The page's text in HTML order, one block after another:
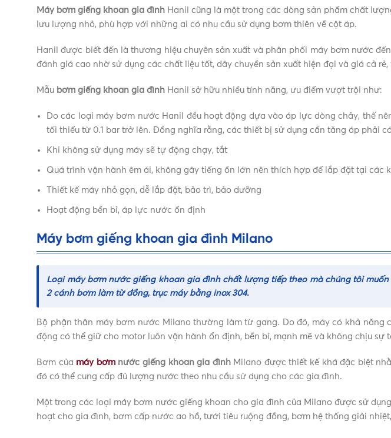
Máy bơm giếng khoan gia đình Hanil cũng là một trong các dòng sản phẩm chất
lưu lượng nhỏ, phù hợp với những ai có nhu cầu sử dụng bơm thiên về cột áp.
Hanil được biết đến là thương hiệu chuyên sản xuất và phân phối máy bơm nước
đánh giá cao nhờ sử dụng các chất liệu tốt, dây chuyền sản xuất hiện đại và giá cả
Mẫu bơm giếng khoan gia đình Hanil sở hữu nhiều tính năng, ưu điểm vượt trội như:
Do các loại máy bơm nước Hanil đều hoạt động dựa vào áp lực dòng chảy, thế
tối thiểu từ 0.1 bar trở lên. Đồng nghĩa rằng, các thiết bị sử dụng cần tăng áp phải
Khi không sử dụng máy sẽ tự động chạy, tắt
Quá trình vận hành êm ái, không gây tiếng ồn lớn nên thích hợp để lắp đặt tại các
Thiết kế máy nhỏ gọn, dễ lắp đặt, bảo trì, bảo dưỡng
Hoạt động bền bỉ, áp lực nước ổn định
Máy bơm giếng khoan gia đình Milano
Loại máy bơm nước giếng khoan gia đình chất lượng tiếp theo mà chúng tôi
2 cánh bơm làm từ đồng, trục máy bằng inox 304.
Bộ phận thân máy bơm nước Milano thường làm từ gang. Do đó, máy có khả
động có thể giữ cho motor luôn vận hành ổn định, bền bỉ, mạnh mẽ và không chịu sự
Bơm của máy bơmnước giếng khoan gia đình Milano được thiết kế khá đặc biệt
đó có thể cung cấp đủ lượng nước theo nhu cầu sử dụng cho các gia đình.
Một trong các loại máy bơm nước giếng khoan cho gia đình của Milano được sử
hoạt cho gia đình, bơm cấp nước ao hồ, tưới tiêu ruộng đồng, bơm hệ thống giải